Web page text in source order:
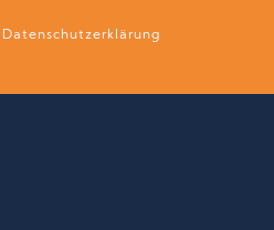
Datenschutzerklärung